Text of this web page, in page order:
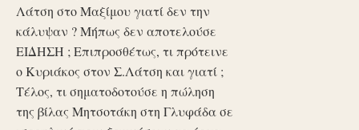
Λάτση στο Μαξίμου γιατί δεν την
κάλυψαν ? Μήπως δεν αποτελούσε
ΕΙΔΗΣΗ ; Επιπροσθέτως, τι πρότεινε
ο Κυριάκος στον Σ.Λάτση και γιατί ;
Τέλος, τι σηματοδοτούσε η πώληση
της βίλας Μητσοτάκη στη Γλυφάδα σε